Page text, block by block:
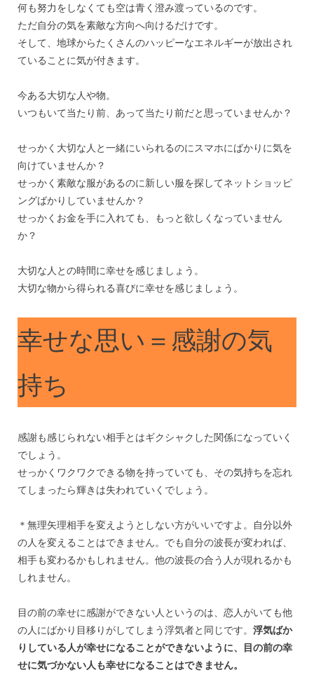
何も努力をしなくても空は青く澄み渡っているのです。
ただ自分の気を素敵な方向へ向けるだけです。
そして、地球からたくさんのハッピーなエネルギーが放出され
ていることに気が付きます。
今ある大切な人や物。
いつもいて当たり前、あって当たり前だと思っていませんか？
せっかく大切な人と一緒にいられるのにスマホにばかりに気を
向けていませんか？
せっかく素敵な服があるのに新しい服を探してネットショッピ
ングばかりしていませんか？
せっかくお金を手に入れても、もっと欲しくなっていません
か？
大切な人との時間に幸せを感じましょう。
大切な物から得られる喜びに幸せを感じましょう。
幸せな思い＝感謝の気
持ち
感謝も感じられない相手とはギクシャクした関係になっていく
でしょう。
せっかくワクワクできる物を持っていても、その気持ちを忘れ
てしまったら輝きは失われていくでしょう。
＊無理矢理相手を変えようとしない方がいいですよ。自分以外
の人を変えることはできません。でも自分の波長が変われば、
相手も変わるかもしれません。他の波長の合う人が現れるかも
しれません。
目の前の幸せに感謝ができない人というのは、恋人がいても他
の人にばかり目移りがしてしまう浮気者と同じです。 浮気ばか
りしている人が幸せになることができないように、目の前の幸
せに気づかない人も幸せになることはできません。